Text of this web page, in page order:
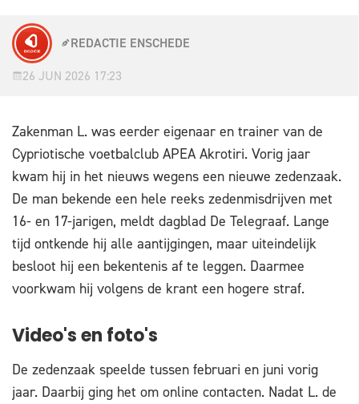
REDACTIE ENSCHEDE
26 JUN 2026 17:23
Zakenman L. was eerder eigenaar en trainer van de
Cypriotische voetbalclub APEA Akrotiri. Vorig jaar
kwam hij in het nieuws wegens een nieuwe zedenzaak.
De man bekende een hele reeks zedenmisdrijven met
16- en 17-jarigen, meldt dagblad De Telegraaf. Lange
tijd ontkende hij alle aantijgingen, maar uiteindelijk
besloot hij een bekentenis af te leggen. Daarmee
voorkwam hij volgens de krant een hogere straf.
Video's en foto's
De zedenzaak speelde tussen februari en juni vorig
jaar. Daarbij ging het om online contacten. Nadat L. de